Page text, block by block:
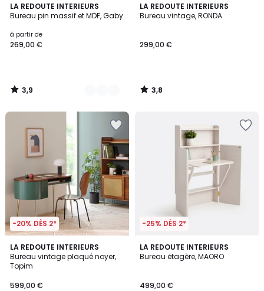
LA REDOUTE INTERIEURS
Bureau pin massif et MDF, Gaby
à partir de
269,00 €
3,9
/ 5
2
Couleurs
3,9
/
LA REDOUTE INTERIEURS
Bureau vintage, RONDA
299,00 €
3,8
/ 5
3,8
/
-20% DÈS 2*
LA REDOUTE INTERIEURS
Bureau vintage plaqué noyer,
Topim
599,00 €
4,4
/ 5
2
Couleurs
-25% DÈS 2*
LA REDOUTE INTERIEURS
Bureau étagère, MAORO
499,00 €
1
/